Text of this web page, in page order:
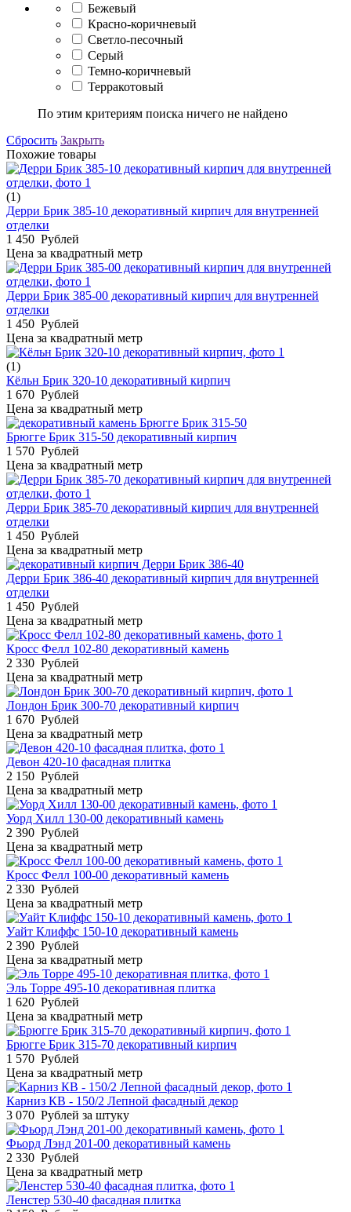
Бежевый
Красно-коричневый
Светло-песочный
Серый
Темно-коричневый
Терракотовый
По этим критериям поиска ничего не найдено
Сбросить Закрыть
Похожие товары
(1)
Дерри Брик 385-10 декоративный кирпич для внутренней
отделки
1 450 Рублей
Цена за квадратный метр
Дерри Брик 385-00 декоративный кирпич для внутренней
отделки
1 450 Рублей
Цена за квадратный метр
(1)
Кёльн Брик 320-10 декоративный кирпич
1 670 Рублей
Цена за квадратный метр
Брюгге Брик 315-50 декоративный кирпич
1 570 Рублей
Цена за квадратный метр
Дерри Брик 385-70 декоративный кирпич для внутренней
отделки
1 450 Рублей
Цена за квадратный метр
Дерри Брик 386-40 декоративный кирпич для внутренней
отделки
1 450 Рублей
Цена за квадратный метр
Кросс Фелл 102-80 декоративный камень
2 330 Рублей
Цена за квадратный метр
Лондон Брик 300-70 декоративный кирпич
1 670 Рублей
Цена за квадратный метр
Девон 420-10 фасадная плитка
2 150 Рублей
Цена за квадратный метр
Уорд Хилл 130-00 декоративный камень
2 390 Рублей
Цена за квадратный метр
Кросс Фелл 100-00 декоративный камень
2 330 Рублей
Цена за квадратный метр
Уайт Клиффс 150-10 декоративный камень
2 390 Рублей
Цена за квадратный метр
Эль Торре 495-10 декоративная плитка
1 620 Рублей
Цена за квадратный метр
Брюгге Брик 315-70 декоративный кирпич
1 570 Рублей
Цена за квадратный метр
Карниз КВ - 150/2 Лепной фасадный декор
3 070 Рублей за штуку
Фьорд Лэнд 201-00 декоративный камень
2 330 Рублей
Цена за квадратный метр
Ленстер 530-40 фасадная плитка